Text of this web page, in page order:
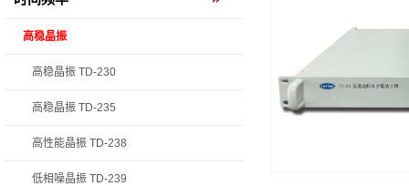
高稳晶振
高稳晶振 TD-230
高稳晶振 TD-235
高性能晶振 TD-238
低相噪晶振 TD-239